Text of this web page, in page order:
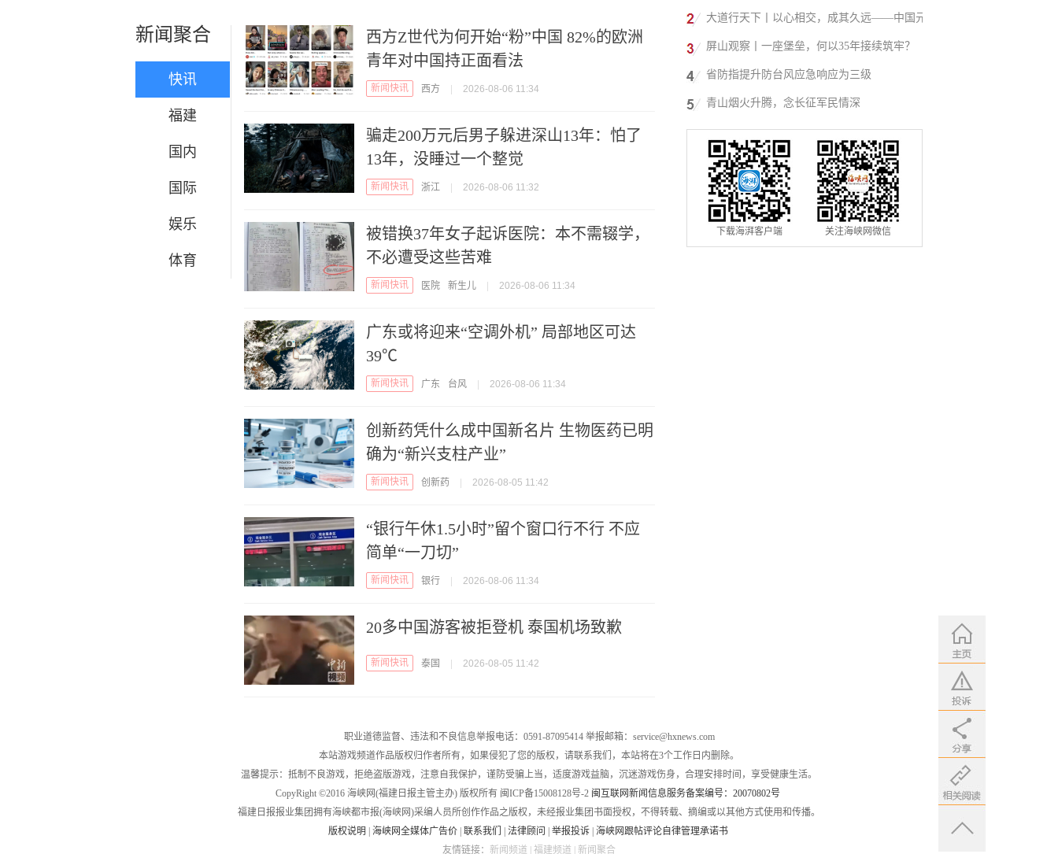
新闻聚合
快讯
福建
国内
国际
娱乐
体育
西方Z世代为何开始“粉”中国 82%的欧洲
青年对中国持正面看法
新闻快讯 西方 2026-08-06 11:34
骗走200万元后男子躲进深山13年：怕了
13年，没睡过一个整觉
新闻快讯 浙江 2026-08-06 11:32
被错换37年女子起诉医院：本不需辍学，
不必遭受这些苦难
新闻快讯 医院 新生儿 2026-08-06 11:34
广东或将迎来“空调外机” 局部地区可达
39℃
新闻快讯 广东 台风 2026-08-06 11:34
创新药凭什么成中国新名片 生物医药已明
确为“新兴支柱产业”
新闻快讯 创新药 2026-08-05 11:42
“银行午休1.5小时”留个窗口行不行 不应
简单“一刀切”
新闻快讯 银行 2026-08-06 11:34
20多中国游客被拒登机 泰国机场致歉
新闻快讯 泰国 2026-08-05 11:42
大道行天下丨以心相交，成其久远——中国元
首外交的世界情怀与大国气派
屏山观察丨一座堡垒，何以35年接续筑牢？
省防指提升防台风应急响应为三级
青山烟火升腾，念长征军民情深
下载海湃客户端 关注海峡网微信
职业道德监督、违法和不良信息举报电话：0591-87095414 举报邮箱：service@hxnews.com
本站游戏频道作品版权归作者所有，如果侵犯了您的版权，请联系我们，本站将在3个工作日内删除。
温馨提示：抵制不良游戏，拒绝盗版游戏，注意自我保护，谨防受骗上当，适度游戏益脑，沉迷游戏伤身，合理安排时间，享受健康生活。
CopyRight ©2016 海峡网(福建日报主管主办) 版权所有 闽ICP备15008128号-2 闽互联网新闻信息服务备案编号：20070802号
福建日报报业集团拥有海峡都市报(海峡网)采编人员所创作作品之版权，未经报业集团书面授权，不得转载、摘编或以其他方式使用和传播。
版权说明
海峡网全媒体广告价 联系我们 法律顾问 举报投诉
海峡网跟帖评论自律管理承诺书
友情链接： 新闻频道 福建频道 新闻聚合